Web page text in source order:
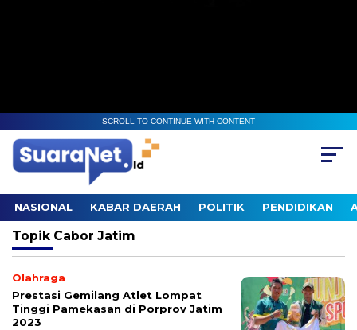
SCROLL TO CONTINUE WITH CONTENT
NASIONAL KABAR DAERAH POLITIK PENDIDIKAN
Topik Cabor Jatim
Olahraga
Prestasi Gemilang Atlet Lompat
Tinggi Pamekasan di Porprov Jatim
2023